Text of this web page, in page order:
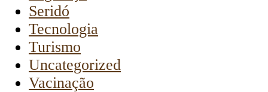
Seridó
Tecnologia
Turismo
Uncategorized
Vacinação